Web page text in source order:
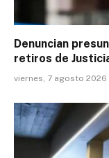
Denuncian
retiros de
viernes, 7 agosto 2026